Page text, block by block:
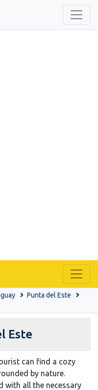
Punta del Este
Este
can find a cozy
by nature.
with all the necessary